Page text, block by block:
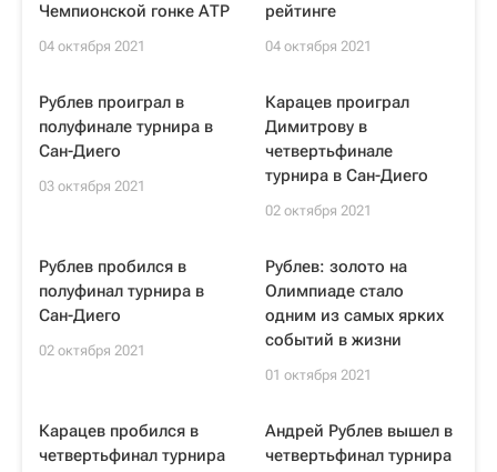
Чемпионской гонке АТР
04 октября 2021
рейтинге
04 октября 2021
Рублев проиграл в
полуфинале турнира в
Сан-Диего
03 октября 2021
Карацев проиграл
Димитрову в
четвертьфинале
турнира в Сан-Диего
02 октября 2021
Рублев пробился в
полуфинал турнира в
Сан-Диего
02 октября 2021
Рублев: золото на
Олимпиаде стало
одним из самых ярких
событий в жизни
01 октября 2021
Карацев пробился в
четвертьфинал турнира
Андрей Рублев вышел в
четвертьфинал турнира